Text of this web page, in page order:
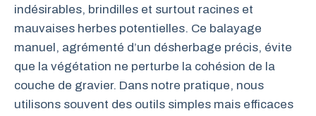
indésirables, brindilles et surtout racines et
mauvaises herbes potentielles. Ce balayage
manuel, agrémenté d’un désherbage précis, évite
que la végétation ne perturbe la cohésion de la
couche de gravier. Dans notre pratique, nous
utilisons souvent des outils simples mais efficaces